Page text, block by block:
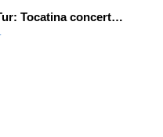
Ricardo Sanz y Tur: Tocatina concertante al aire español